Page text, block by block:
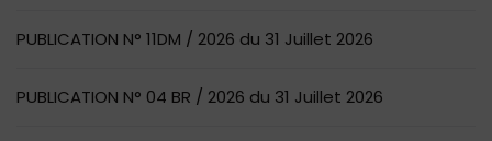
PUBLICATION N° 11DM / 2026 du 31 Juillet 2026
PUBLICATION N° 04 BR / 2026 du 31 Juillet 2026